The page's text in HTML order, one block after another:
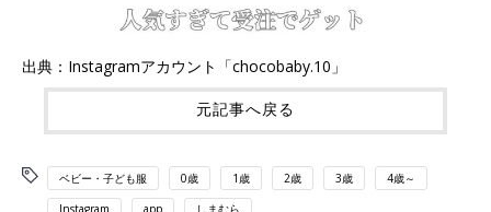
出典：Instagramアカウント「chocobaby.10」
元記事へ戻る
ベビー・子ども服 0歳 1歳 2歳 3歳 4歳～